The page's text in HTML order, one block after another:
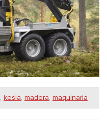
, kesla, madera, maquinaria